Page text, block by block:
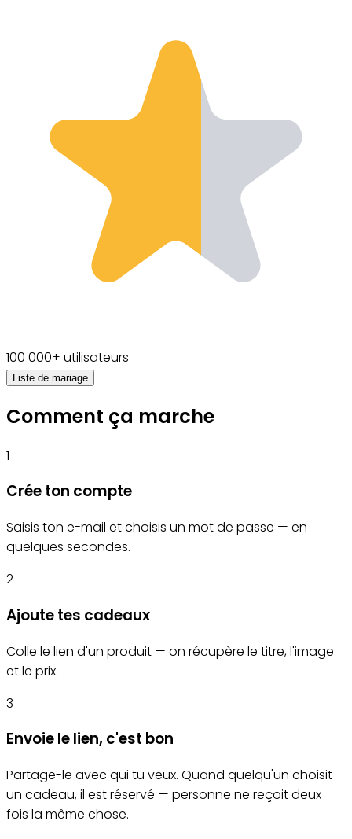
100 000+ utilisateurs
Liste de mariage
Comment ça marche
1
Crée ton compte
Saisis ton e-mail et choisis un mot de passe — en
quelques secondes.
2
Ajoute tes cadeaux
Colle le lien d'un produit — on récupère le titre, l'image
et le prix.
3
Envoie le lien, c'est bon
Partage-le avec qui tu veux. Quand quelqu'un choisit
un cadeau, il est réservé — personne ne reçoit deux
fois la même chose.